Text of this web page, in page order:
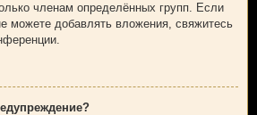
членам определённых групп. Если
можете добавлять вложения, свяжитесь